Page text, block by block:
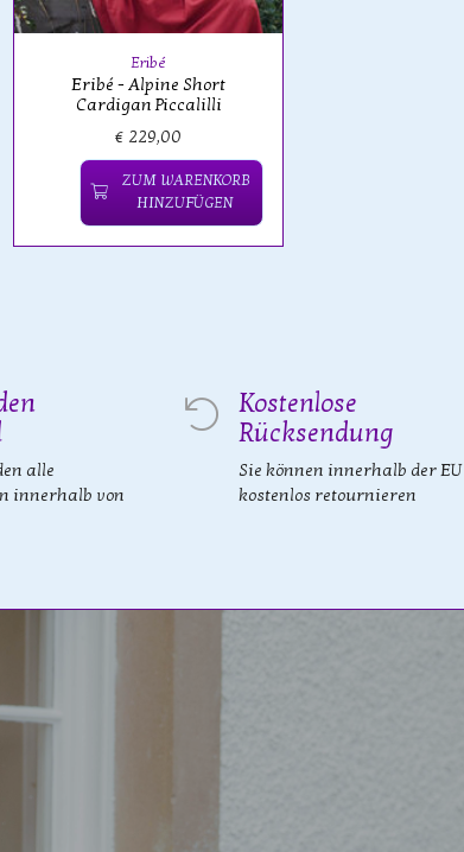
Eribé
Eribé - Alpine Short
Cardigan Piccalilli
€ 229,00
ZUM WARENKORB
HINZUFÜGEN
alle
innerhalb von
Kostenlose
Rücksendung
Sie können innerhalb der EU
kostenlos retournieren